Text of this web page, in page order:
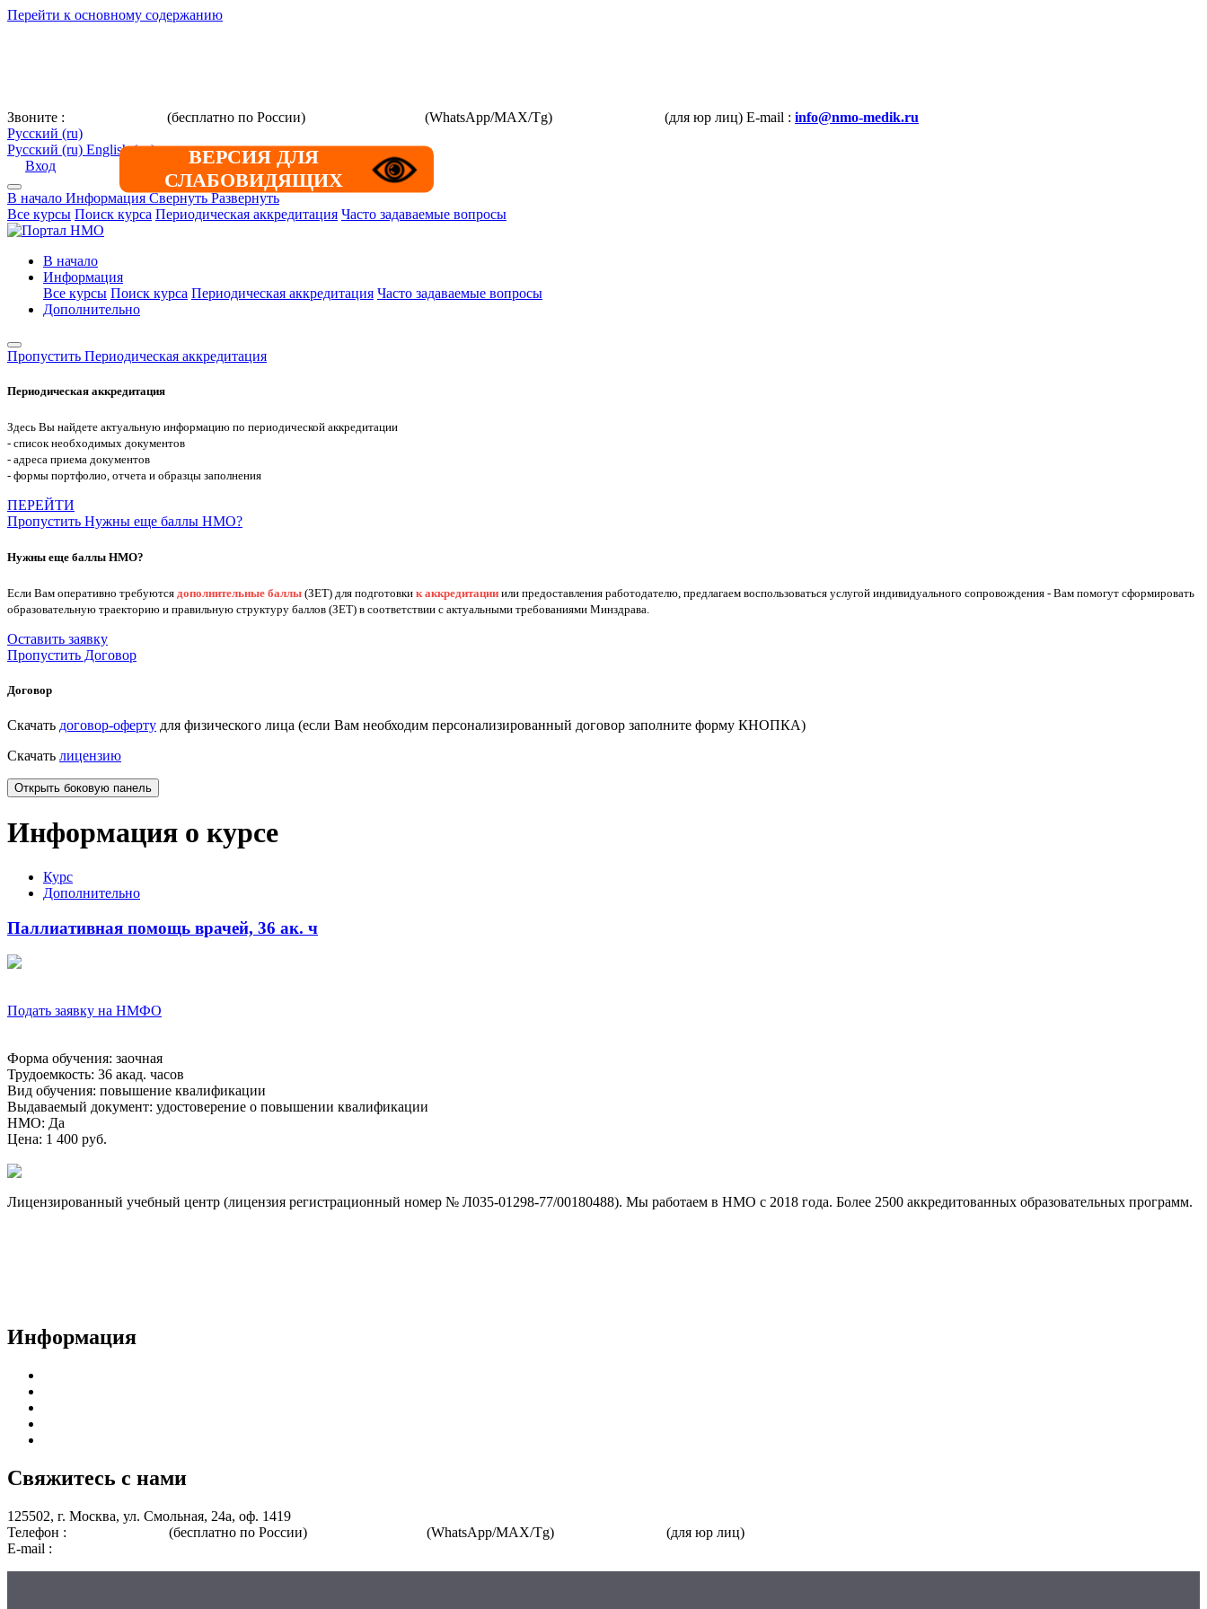
Перейти к основному содержанию
ВЕРСИЯ ДЛЯ
СЛАБОВИДЯЩИХ
Звоните : (бесплатно по России) (WhatsApp/MAX/Tg) (для юр лиц) E-mail : info@nmo-medik.ru
Русский ‎(ru)‎
Русский ‎(ru)‎ English ‎(en)‎
Вход
В начало ИнформацияСвернутьРазвернуть
Все курсы Поиск курса Периодическая аккредитация Часто задаваемые вопросы
В начало
Информация
Все курсы Поиск курса Периодическая аккредитация Часто задаваемые вопросы
Дополнительно
Пропустить Периодическая аккредитация
Периодическая аккредитация
Здесь Вы найдете актуальную информацию по периодической аккредитации
- список необходимых документов
- адреса приема документов
- формы портфолио, отчета и образцы заполнения
ПЕРЕЙТИ
Пропустить Нужны еще баллы НМО?
Нужны еще баллы НМО?
Если Вам оперативно требуются дополнительные баллы (ЗЕТ) для подготовки к аккредитации или предоставления работодателю, предлагаем воспользоваться услугой индивидуального сопровождения - Вам помогут сформировать
образовательную траекторию и правильную структуру баллов (ЗЕТ) в соответствии с актуальными требованиями Минздрава.
Оставить заявку
Пропустить Договор
Договор
Скачать договор-оферту для физического лица (если Вам необходим персонализированный договор заполните форму КНОПКА)
Скачать лицензию
Открыть боковую панель
Информация о курсе
Курс
Дополнительно
Паллиативная помощь врачей, 36 ак. ч
Подать заявку на НМФО
Форма обучения: заочная
Трудоемкость: 36 акад. часов
Вид обучения: повышение квалификации
Выдаваемый документ: удостоверение о повышении квалификации
НМО: Да
Цена: 1 400 руб.
Лицензированный учебный центр (лицензия регистрационный номер № Л035-01298-77/00180488). Мы работаем в НМО с 2018 года. Более 2500 аккредитованных образовательных программ.
Информация
Свяжитесь с нами
125502, г. Москва, ул. Смольная, 24а, оф. 1419
Телефон :
(бесплатно по России) (WhatsApp/MAX/Tg)
(для юр лиц)
E-mail :